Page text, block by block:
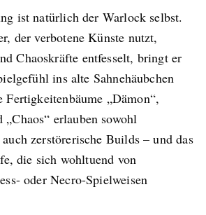
ist natürlich der Warlock selbst.
der verbotene Künste nutzt,
Chaoskräfte entfesselt, bringt er
ins alte Sahnehäubchen
Fertigkeitenbäume „Dämon“,
erlauben sowohl
zerstörerische Builds – und das
die sich wohltuend von
oder Necro-Spielweisen